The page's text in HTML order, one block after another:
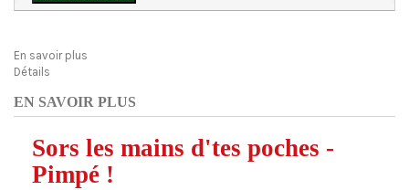
En savoir plus
Détails
EN SAVOIR PLUS
Sors les mains d'tes poches -
Pimpé !